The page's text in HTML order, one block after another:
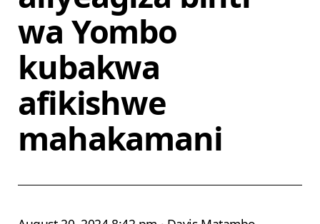
wa Yombo
kubakwa
afikishwe
mahakamani